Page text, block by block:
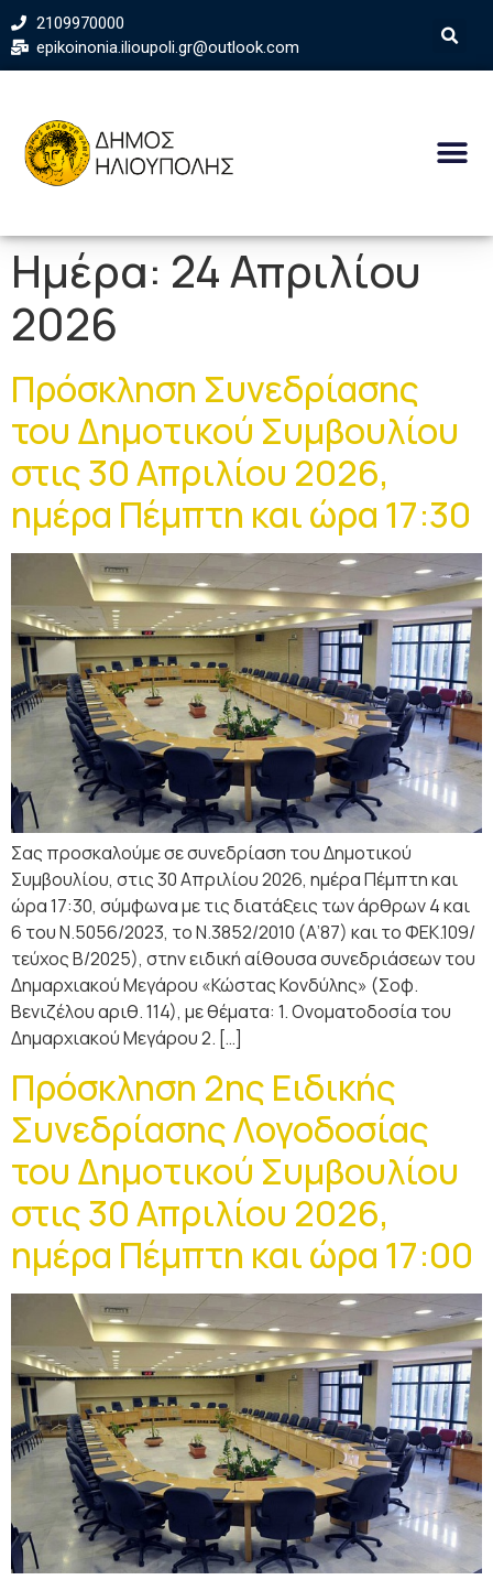
2109970000
epikoinonia.ilioupoli.gr@outlook.com
Ημέρα: 24 Απριλίου
2026
Πρόσκληση Συνεδρίασης
του Δημοτικού Συμβουλίου
στις 30 Απριλίου 2026,
ημέρα Πέμπτη και ώρα 17:30
Σας προσκαλούμε σε συνεδρίαση του Δημοτικού
Συμβουλίου, στις 30 Απριλίου 2026, ημέρα Πέμπτη και
ώρα 17:30, σύμφωνα με τις διατάξεις των άρθρων 4 και
6 του Ν.5056/2023, το Ν.3852/2010 (Α’87) και το ΦΕΚ.109/
τεύχος Β/2025), στην ειδική αίθουσα συνεδριάσεων του
Δημαρχιακού Μεγάρου «Κώστας Κονδύλης» (Σοφ.
Βενιζέλου αριθ. 114), με θέματα: 1. Ονοματοδοσία του
Δημαρχιακού Μεγάρου 2. […]
Πρόσκληση 2ης Ειδικής
Συνεδρίασης Λογοδοσίας
του Δημοτικού Συμβουλίου
στις 30 Απριλίου 2026,
ημέρα Πέμπτη και ώρα 17:00